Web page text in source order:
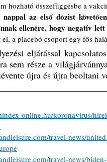
hozható összefüggésbe a
az első dózist
ellenére, hogy negatív
a placebó csoport egy fős
sem része a
újra és újra beoltani
online.hu/koronavirus/
travel-news/
travel-news/